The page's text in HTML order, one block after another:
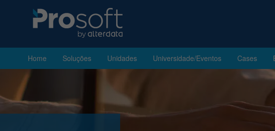
Home Soluções Unidades Universidade/Eventos Cases